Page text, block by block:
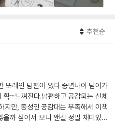
추천순
또래인 남편이 있다.중년나이 넘어가
~느껴진다.남편하고 공감되는 신체
지만, 동성인 공감대는 부족해서 이책
까 싶어서 보니 왠걸 정말 재미있고